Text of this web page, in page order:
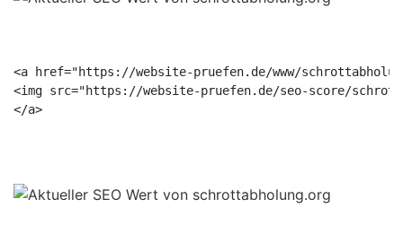
<a href="https://website-pruefen.de/www/
<img src="https://website-pruefen.de/seo-score/